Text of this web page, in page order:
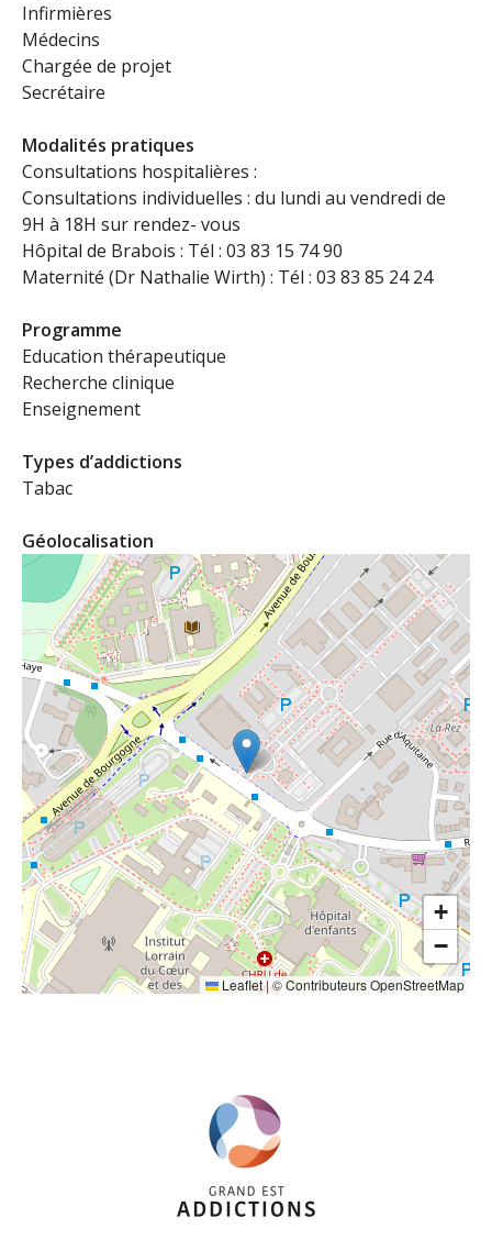
Infirmières
Médecins
Chargée de projet
Secrétaire
Modalités pratiques
Consultations hospitalières :
Consultations individuelles : du lundi au vendredi de
9H à 18H sur rendez- vous
Hôpital de Brabois : Tél : 03 83 15 74 90
Maternité (Dr Nathalie Wirth) : Tél : 03 83 85 24 24
Programme
Education thérapeutique
Recherche clinique
Enseignement
Types d’addictions
Tabac
Géolocalisation
+
−
Leaflet|©Contributeurs OpenStreetMap